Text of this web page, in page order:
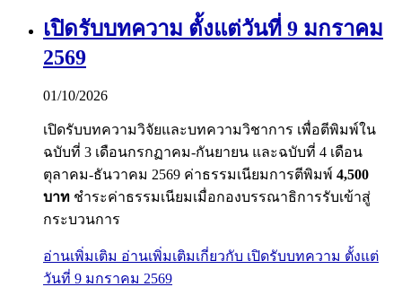
เปิดรับบทความ ตั้งแต่วันที่ 9 มกราคม
2569
01/10/2026
เปิดรับบทความวิจัยและบทความวิชาการ เพื่อตีพิมพ์ใน
ฉบับที่ 3 เดือนกรกฏาคม-กันยายน และฉบับที่ 4 เดือน
ตุลาคม-ธันวาคม 2569 ค่าธรรมเนียมการตีพิมพ์ 4,500
บาท ชำระค่าธรรมเนียมเมื่อกองบรรณาธิการรับเข้าสู่
กระบวนการ
อ่านเพิ่มเติม อ่านเพิ่มเติมเกี่ยวกับ เปิดรับบทความ ตั้งแต่
วันที่ 9 มกราคม 2569